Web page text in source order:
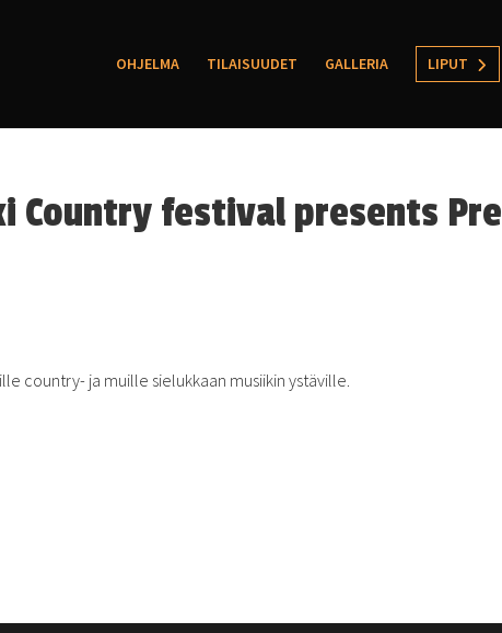
OHJELMA TILAISUUDET GALLERIA LIPUT
Country festival presents Pre
country- ja muille sielukkaan musiikin ystäville.